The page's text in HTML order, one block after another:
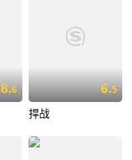
8.6 6.5
捍战